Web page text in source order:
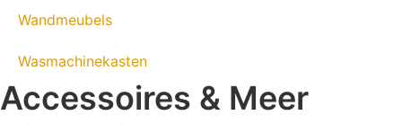
Wandmeubels
Wasmachinekasten
Accessoires & Meer